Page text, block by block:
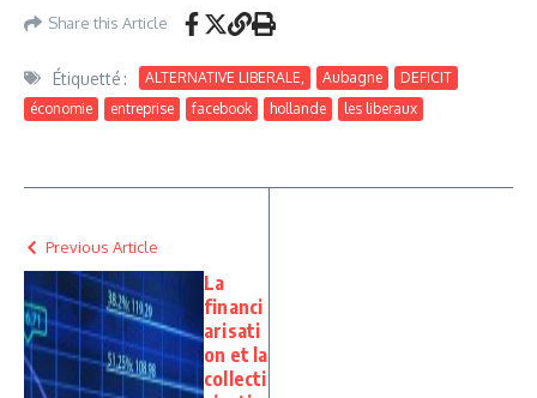
Share this Article
Étiquetté : ALTERNATIVE LIBERALE, Aubagne
DEFICIT
économie
entreprise facebook hollande les liberaux
Previous Article
La
financi
arisati
on et la
collecti